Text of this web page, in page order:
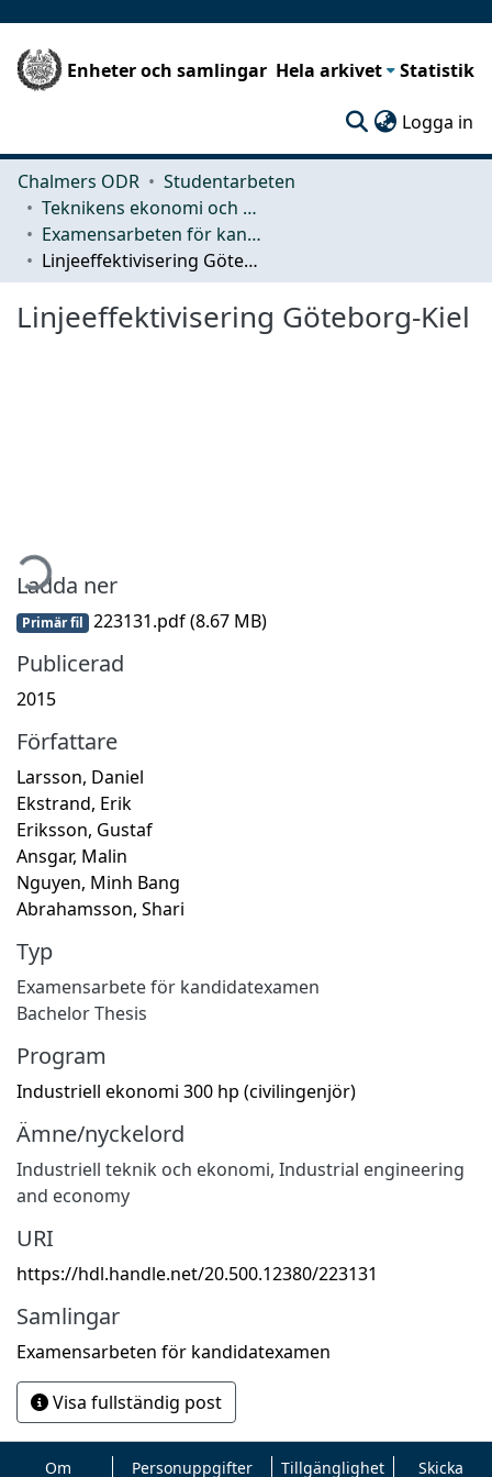
Enheter och samlingar Hela arkivet Statistik
Logga in
Chalmers ODR
Studentarbeten
Teknikens ekonomi och organisation
Examensarbeten för kandidatexamen
Linjeeffektivisering Göteborg-Kiel
Linjeeffektivisering Göteborg-Kiel
Ladda ner
Primär fil 223131.pdf(8.67 MB)
Publicerad
2015
Författare
Larsson, Daniel
Ekstrand, Erik
Eriksson, Gustaf
Ansgar, Malin
Nguyen, Minh Bang
Abrahamsson, Shari
Typ
Examensarbete för kandidatexamen
Bachelor Thesis
Program
Industriell ekonomi 300 hp (civilingenjör)
Ämne/nyckelord
Industriell teknik och ekonomi, Industrial engineering
and economy
URI
https://hdl.handle.net/20.500.12380/223131
Samlingar
Examensarbeten för kandidatexamen
Visa fullständig post
Om Personuppgifter Tillgänglighet Skicka